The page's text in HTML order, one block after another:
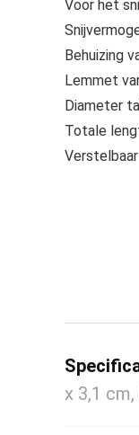
Voor het
Behuizing
Lemmet
Diameter
Totale
Verstelbaar
x 3,1